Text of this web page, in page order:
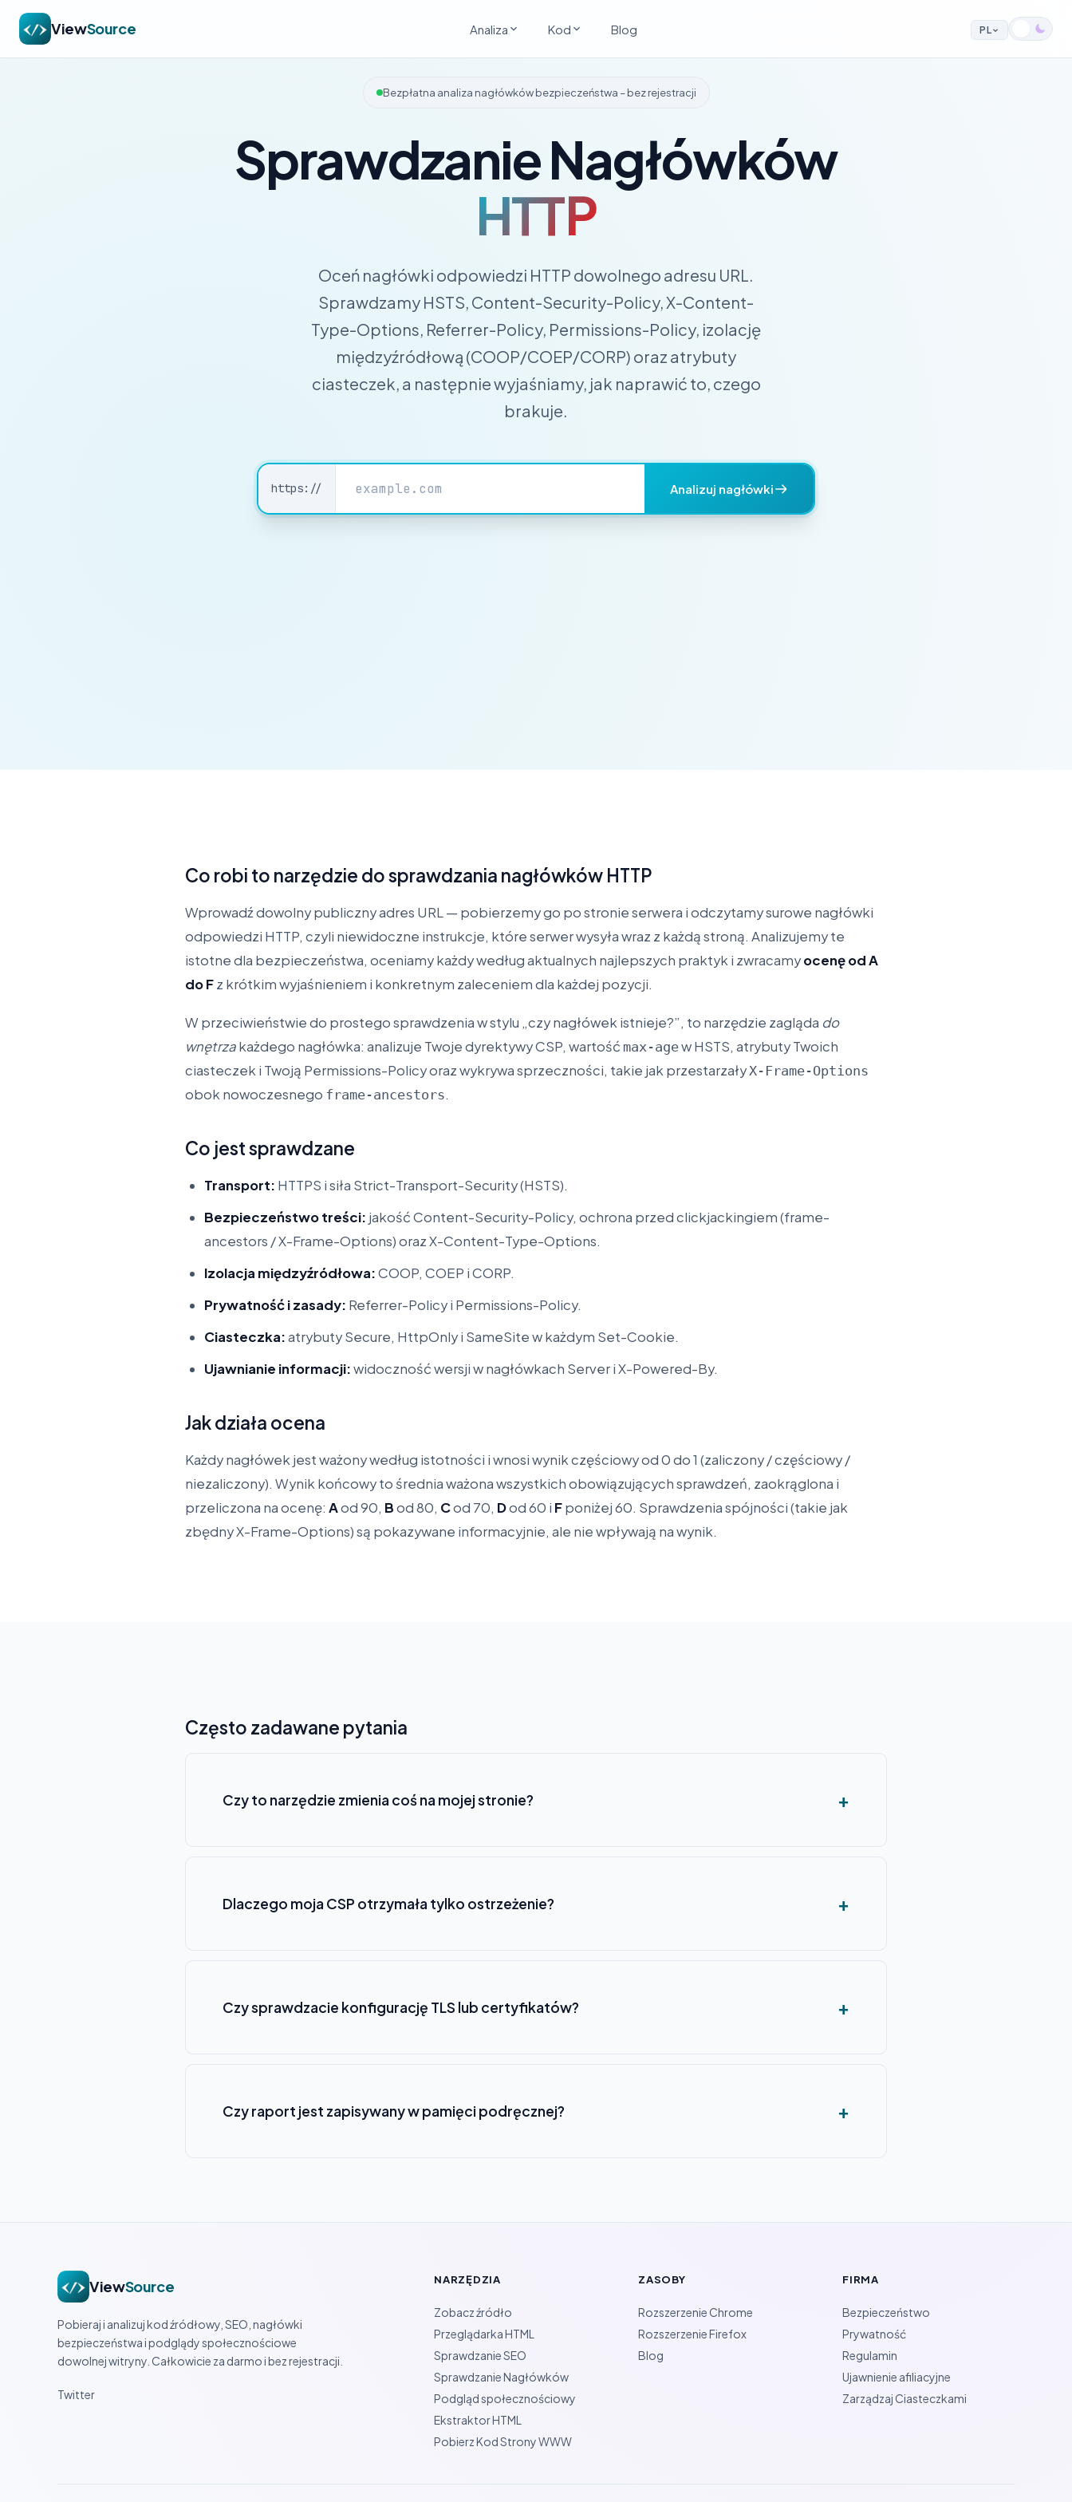
ViewSource Analiza Kod Blog PL
Bezpłatna analiza nagłówków bezpieczeństwa – bez rejestracji
Sprawdzanie Nagłówków
HTTP
Oceń nagłówki odpowiedzi HTTP dowolnego adresu URL.
Sprawdzamy HSTS, Content-Security-Policy, X-Content-
Type-Options, Referrer-Policy, Permissions-Policy, izolację
międzyźródłową (COOP/COEP/CORP) oraz atrybuty
ciasteczek, a następnie wyjaśniamy, jak naprawić to, czego
brakuje.
https:// Analizuj nagłówki
Co robi to narzędzie do sprawdzania nagłówków HTTP
Wprowadź dowolny publiczny adres URL — pobierzemy go po stronie serwera i odczytamy surowe nagłówki
odpowiedzi HTTP, czyli niewidoczne instrukcje, które serwer wysyła wraz z każdą stroną. Analizujemy te
istotne dla bezpieczeństwa, oceniamy każdy według aktualnych najlepszych praktyk i zwracamyocenę od A
do Fz krótkim wyjaśnieniem i konkretnym zaleceniem dla każdej pozycji.
W przeciwieństwie do prostego sprawdzenia w stylu „czy nagłówek istnieje?”, to narzędzie zagląda do
wnętrzakażdego nagłówka: analizuje Twoje dyrektywy CSP, wartość max-agew HSTS, atrybuty Twoich
ciasteczek i Twoją Permissions-Policy oraz wykrywa sprzeczności, takie jak przestarzałyX-Frame-Options
obok nowoczesnego frame-ancestors.
Co jest sprawdzane
Transport: HTTPS i siła Strict-Transport-Security (HSTS).
Bezpieczeństwo treści: jakość Content-Security-Policy, ochrona przed clickjackingiem (frame-
ancestors / X-Frame-Options) oraz X-Content-Type-Options.
Izolacja międzyźródłowa:COOP, COEP i CORP.
Prywatność i zasady: Referrer-Policy i Permissions-Policy.
Ciasteczka:atrybuty Secure, HttpOnly i SameSite w każdym Set-Cookie.
Ujawnianie informacji:widoczność wersji w nagłówkach Server i X-Powered-By.
Jak działa ocena
Każdy nagłówek jest ważony według istotności i wnosi wynik częściowy od 0 do 1 (zaliczony / częściowy /
niezaliczony). Wynik końcowy to średnia ważona wszystkich obowiązujących sprawdzeń, zaokrąglona i
przeliczona na ocenę: Aod 90, Bod 80, Cod 70, Dod 60 i Fponiżej 60. Sprawdzenia spójności (takie jak
zbędny X-Frame-Options) są pokazywane informacyjnie, ale nie wpływają na wynik.
Często zadawane pytania
Czy to narzędzie zmienia coś na mojej stronie?
Dlaczego moja CSP otrzymała tylko ostrzeżenie?
Czy sprawdzacie konfigurację TLS lub certyfikatów?
Czy raport jest zapisywany w pamięci podręcznej?
ViewSource
Pobieraj i analizuj kod źródłowy, SEO, nagłówki
bezpieczeństwa i podglądy społecznościowe
dowolnej witryny. Całkowicie za darmo i bez rejestracji.
Twitter
NARZĘDZIA
Zobacz źródło
Przeglądarka HTML
Sprawdzanie SEO
Sprawdzanie Nagłówków
Podgląd społecznościowy
Ekstraktor HTML
Pobierz Kod Strony WWW
ZASOBY
Rozszerzenie Chrome
Rozszerzenie Firefox
Blog
FIRMA
Bezpieczeństwo
Prywatność
Regulamin
Ujawnienie afiliacyjne
Zarządzaj Ciasteczkami